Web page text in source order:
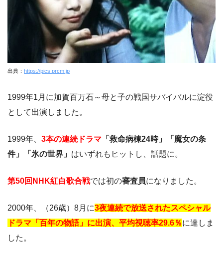
出典： https://pics.prcm.jp
1999年1月に加賀百万石～母と子の戦国サバイバルに淀役
として出演しました。
1999年、 3本の連続ドラマ 「救命病棟24時」「魔女の条
件」「氷の世界」 はいずれもヒットし、話題に。
第50回NHK紅白歌合戦では初の審査員になりました。
2000年、（26歳）8月に3夜連続で放送されたスペシャル
ドラマ「百年の物語」に出演、平均視聴率29.6％に達しま
した。